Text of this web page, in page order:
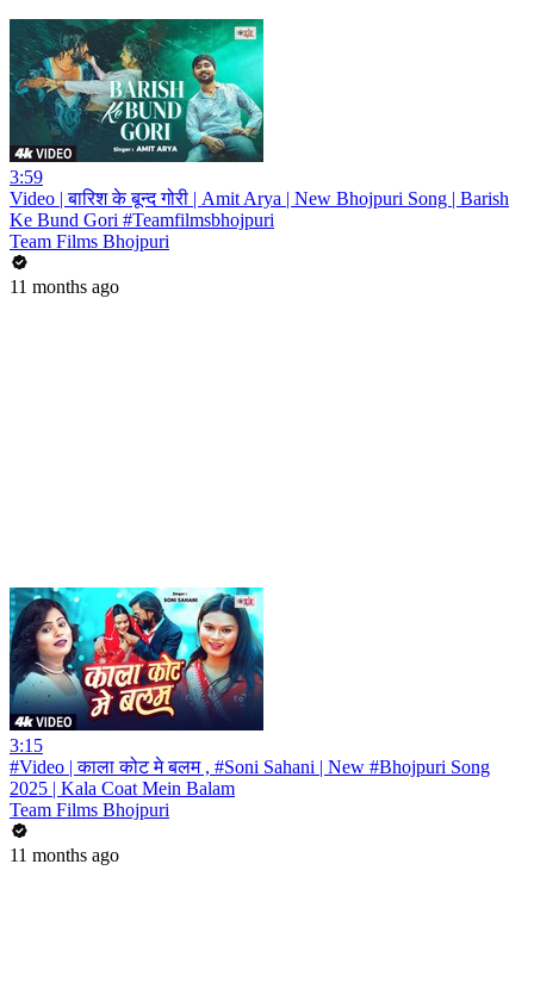
3:59
Video | बारिश के बून्द गोरी | Amit Arya | New Bhojpuri Song | Barish
Ke Bund Gori #Teamfilmsbhojpuri
Team Films Bhojpuri
11 months ago
3:15
#Video | काला कोट मे बलम , #Soni Sahani | New #Bhojpuri Song
2025 | Kala Coat Mein Balam
Team Films Bhojpuri
11 months ago